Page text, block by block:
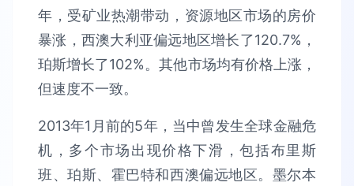
年，受矿业热潮带动，资源地区市场的房价
暴涨，西澳大利亚偏远地区增长了120.7%，
珀斯增长了102%。其他市场均有价格上涨，
但速度不一致。
2013年1月前的5年，当中曾发生全球金融危
机，多个市场出现价格下滑，包括布里斯
班、珀斯、霍巴特和西澳偏远地区。墨尔本